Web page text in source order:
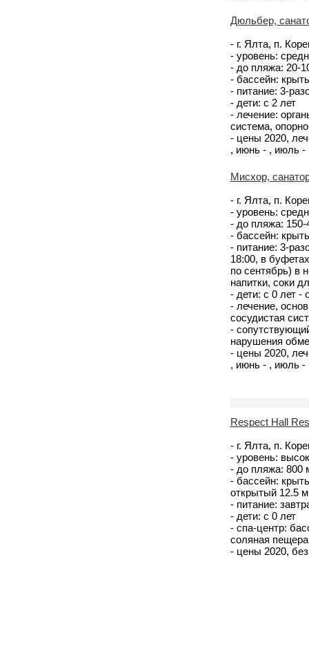
Дюльбер,
- г. Ялта, п.
- уровень:
- до пляжа: 20-
- бассейн:
- питание: 3-
- дети: с 2 лет
- лечение:
система,
- цены 2020,
, июнь - , июль -
Мисхор,
- г. Ялта, п.
- уровень:
- до пляжа: 150-
- бассейн:
- питание: 3-
18:00, в
по сентябрь) в
напитки, соки
- дети: с 0 лет -
- лечение,
сосудистая
-
нарушения
- цены 2020,
, июнь - , июль -
Respect Hall
- г. Ялта, п.
- уровень:
- до пляжа: 800
- бассейн:
открытый 12.5
- питание:
- дети: с 0 лет
- спа-центр:
соляная пещера
- цены 2020,